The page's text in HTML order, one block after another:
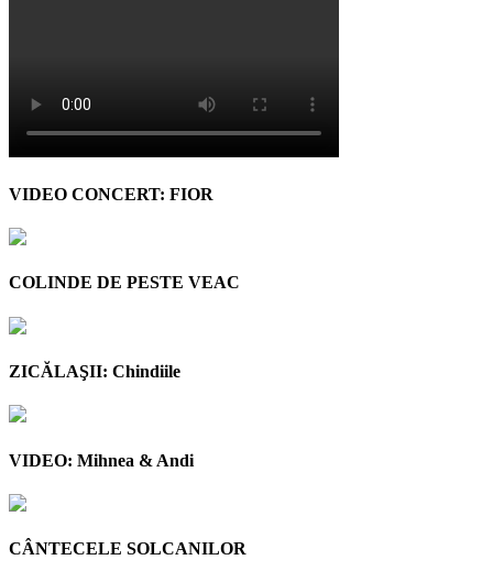
VIDEO CONCERT: FIOR
COLINDE DE PESTE VEAC
ZICĂLAŞII: Chindiile
VIDEO: Mihnea & Andi
CÂNTECELE SOLCANILOR